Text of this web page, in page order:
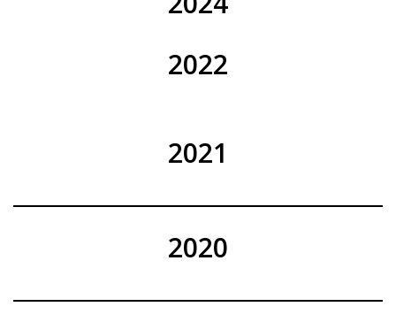
2022
2021
2020